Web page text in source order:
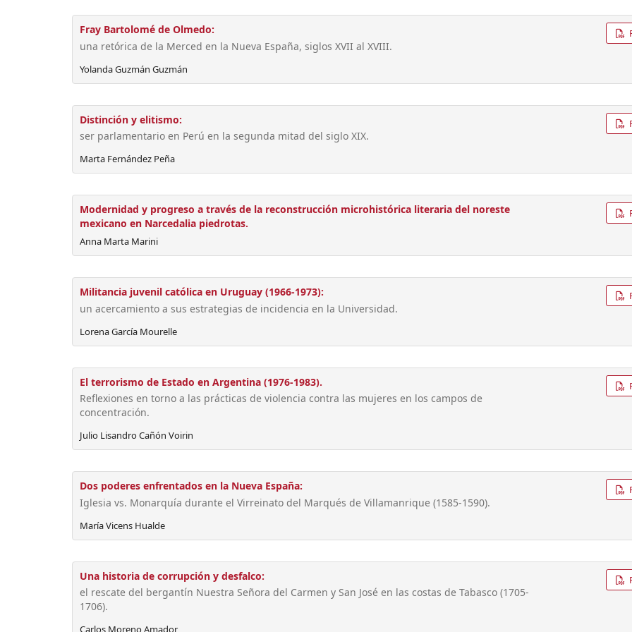
Fray Bartolomé de Olmedo:
una retórica de la Merced en la Nueva España, siglos XVII al XVIII.
Yolanda Guzmán Guzmán
Distinción y elitismo:
ser parlamentario en Perú en la segunda mitad del siglo XIX.
Marta Fernández Peña
Modernidad y progreso a través de la reconstrucción microhistórica literaria del noreste
mexicano en Narcedalia piedrotas.
Anna Marta Marini
Militancia juvenil católica en Uruguay (1966-1973):
un acercamiento a sus estrategias de incidencia en la Universidad.
Lorena García Mourelle
El terrorismo de Estado en Argentina (1976-1983).
Reflexiones en torno a las prácticas de violencia contra las mujeres en los campos de
concentración.
Julio Lisandro Cañón Voirin
Dos poderes enfrentados en la Nueva España:
Iglesia vs. Monarquía durante el Virreinato del Marqués de Villamanrique (1585-1590).
María Vicens Hualde
Una historia de corrupción y desfalco:
el rescate del bergantín Nuestra Señora del Carmen y San José en las costas de Tabasco (1705-
1706).
Carlos Moreno Amador